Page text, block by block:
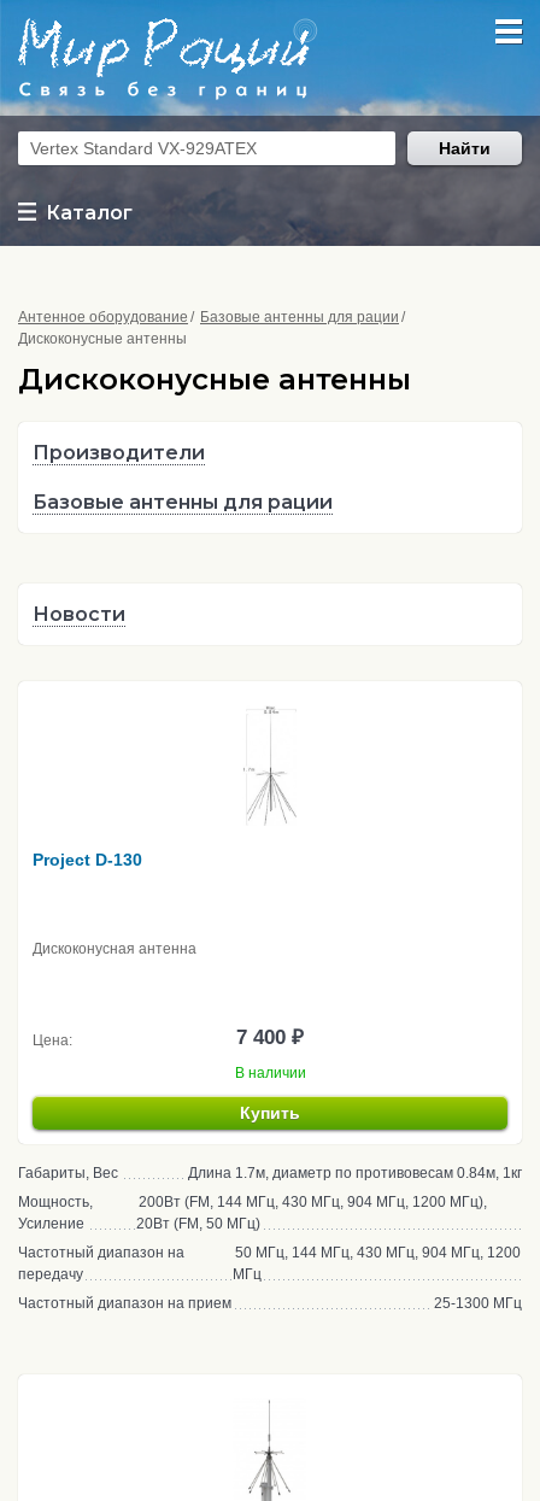
Каталог
Найти
Антенное оборудование
Базовые антенны для рации
Дискоконусные антенны
Дискоконусные антенны
Производители
Базовые антенны для рации
Новости
Project D-130
Дискоконусная антенна
Цена: 7 400 ₽
В наличии
Купить
Габариты, Вес
Длина 1.7м, диаметр по противовесам 0.84м, 1кг
Мощность,
Усиление
200Вт (FM, 144 МГц, 430 МГц, 904 МГц, 1200 МГц),
20Вт (FM, 50 МГц)
Частотный диапазон на
передачу
50 МГц, 144 МГц, 430 МГц, 904 МГц, 1200
МГц
Частотный диапазон на прием
25-1300 МГц